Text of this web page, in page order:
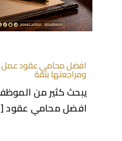
افضل محامي عقود عمل
ومراجعتها بثقة
يبحث كثير من
افضل محامي عقود